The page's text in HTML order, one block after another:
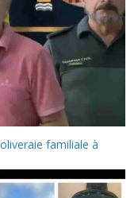
familiale à